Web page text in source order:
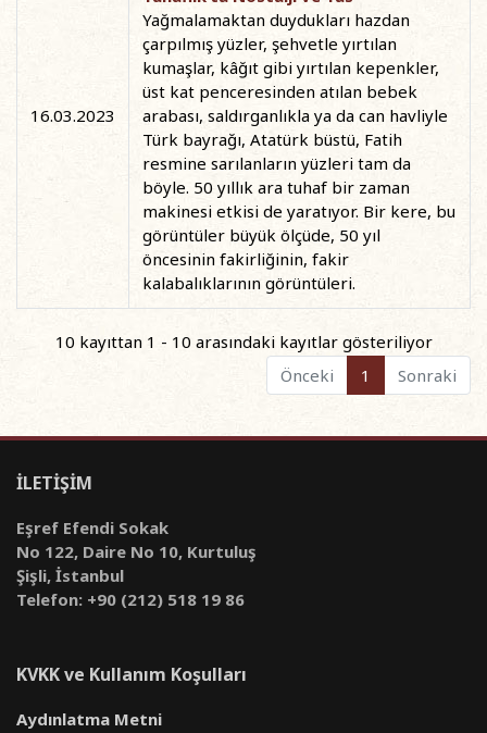
16.03.2023
Yağmalamaktan duydukları hazdan
çarpılmış yüzler, şehvetle yırtılan
kumaşlar, kâğıt gibi yırtılan kepenkler,
üst kat penceresinden atılan bebek
arabası, saldırganlıkla ya da can havliyle
Türk bayrağı, Atatürk büstü, Fatih
resmine sarılanların yüzleri tam da
böyle. 50 yıllık ara tuhaf bir zaman
makinesi etkisi de yaratıyor. Bir kere, bu
görüntüler büyük ölçüde, 50 yıl
öncesinin fakirliğinin, fakir
kalabalıklarının görüntüleri.
10 kayıttan 1 - 10 arasındaki kayıtlar gösteriliyor
Önceki
1 Sonraki
İLETİŞİM
Eşref Efendi Sokak
No 122, Daire No 10, Kurtuluş
Şişli, İstanbul
Telefon: +90 (212) 518 19 86
KVKK ve Kullanım Koşulları
Aydınlatma Metni